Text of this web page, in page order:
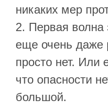
никаких мер
2. Первая волна
еще очень даже
просто нет. Или
что опасности
большой.